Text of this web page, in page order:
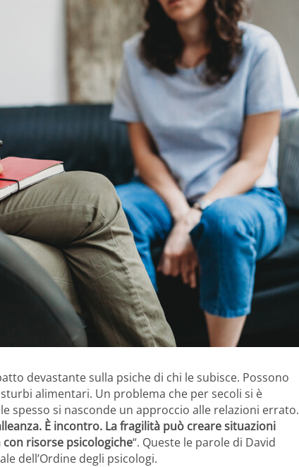
devastante sulla psiche di chi le subisce. Possono
alimentari. Un problema che per secoli si è
spesso si nasconde un approccio alle relazioni errato.
È incontro. La fragilità può creare situazioni
risorse psicologiche“. Queste le parole di David
dell’Ordine degli psicologi.